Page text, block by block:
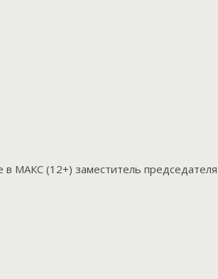
МАКС (12+) заместитель